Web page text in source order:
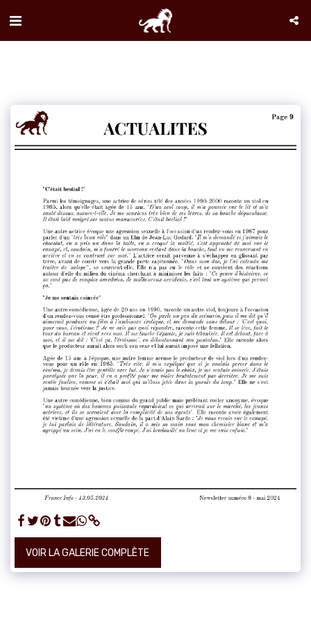
VOIR LA GALERIE COMPLÈTE